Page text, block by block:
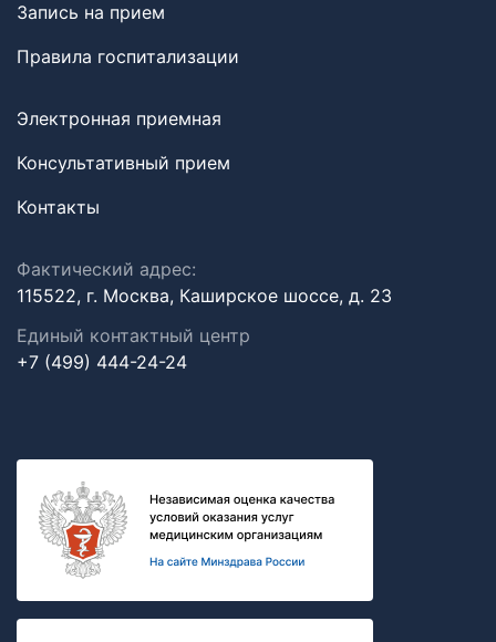
Запись на прием
Правила госпитализации
Электронная приемная
Консультативный прием
Контакты
Фактический адрес:
115522, г. Москва, Каширское шоссе, д. 23
Единый контактный центр
+7 (499) 444-24-24